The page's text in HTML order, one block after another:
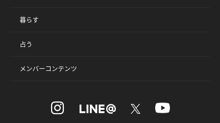
暮らす
占う
メンバーコンテンツ